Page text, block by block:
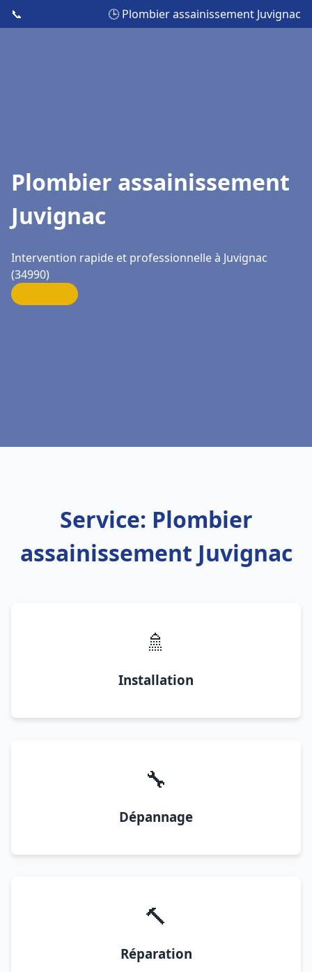
📞 🕒 Plombier assainissement Juvignac
Plombier assainissement
Juvignac
Intervention rapide et professionnelle à Juvignac
(34990)
Service: Plombier
assainissement Juvignac
🚿
Installation
🔧
Dépannage
🔨
Réparation